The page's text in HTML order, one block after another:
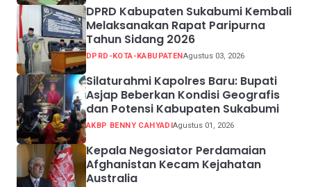
DPRD Kabupaten Sukabumi Kembali
Melaksanakan Rapat Paripurna
Tahun Sidang 2026
DPRD-KOTA-KABUPATENAgustus 03, 2026
Silaturahmi Kapolres Baru: Bupati
Asjap Beberkan Kondisi Geografis
dan Potensi Kabupaten Sukabumi
AKBP BENNY CAHYADIAgustus 01, 2026
Kepala Negosiator Perdamaian
Afghanistan Kecam Kejahatan
Australia